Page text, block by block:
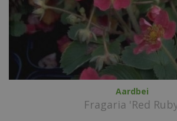
Aardbei
Fragaria 'Red